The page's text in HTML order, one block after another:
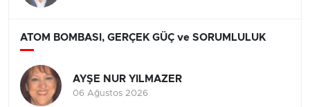
ATOM BOMBASI, GERÇEK GÜÇ ve SORUMLULUK
AYŞE NUR YILMAZER
06 Ağustos 2026